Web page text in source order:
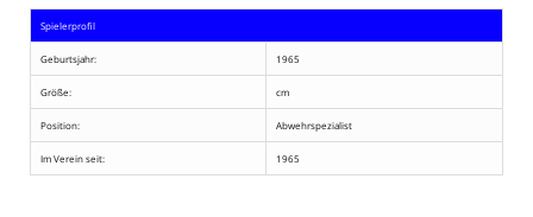
Spielerprofil
Geburtsjahr: 1965
Größe: cm
Position: Abwehrspezialist
Im Verein seit: 1965